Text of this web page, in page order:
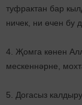
туфрактан бар
ничек, ни өчен бу
4. Җомга көнен
мескеннәрне,
5. Догасыз